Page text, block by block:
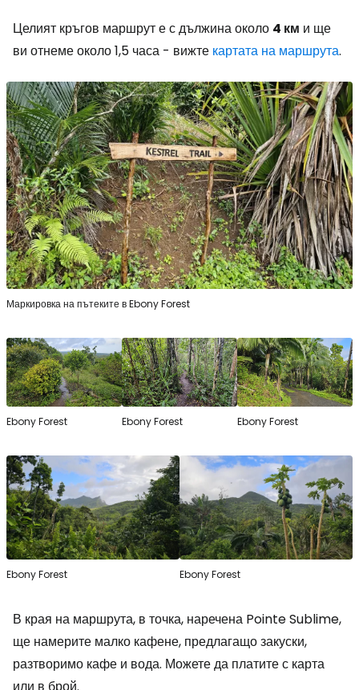
Целият кръгов маршрут е с дължина около 4 км и ще
ви отнеме около 1,5 часа - вижте картата на маршрута.
Маркировка на пътеките в Ebony Forest
Ebony Forest Ebony Forest Ebony Forest
Ebony Forest Ebony Forest
В края на маршрута, в точка, наречена Pointe Sublime,
ще намерите малко кафене, предлагащо закуски,
разтворимо кафе и вода. Можете да платите с карта
или в брой.